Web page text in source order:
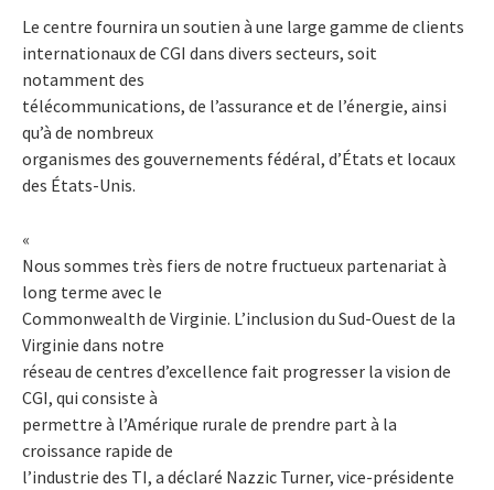
Le centre fournira un soutien à une large gamme de clients
internationaux de CGI dans divers secteurs, soit
notamment des
télécommunications, de l’assurance et de l’énergie, ainsi
qu’à de nombreux
organismes des gouvernements fédéral, d’États et locaux
des États-Unis.
«
Nous sommes très fiers de notre fructueux partenariat à
long terme avec le
Commonwealth de Virginie. L’inclusion du Sud-Ouest de la
Virginie dans notre
réseau de centres d’excellence fait progresser la vision de
CGI, qui consiste à
permettre à l’Amérique rurale de prendre part à la
croissance rapide de
l’industrie des TI, a déclaré Nazzic Turner, vice-présidente